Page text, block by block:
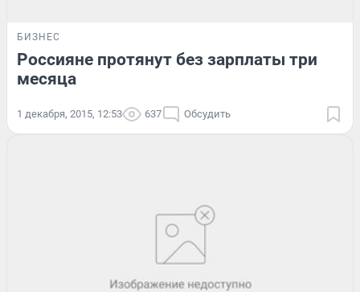
БИЗНЕС
Россияне протянут без зарплаты три
месяца
1 декабря, 2015, 12:53 637 Обсудить